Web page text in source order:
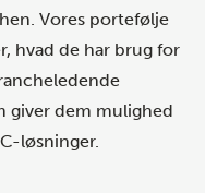
Vores portefølje
hvad de har brug for
giver dem mulighed
løsninger.